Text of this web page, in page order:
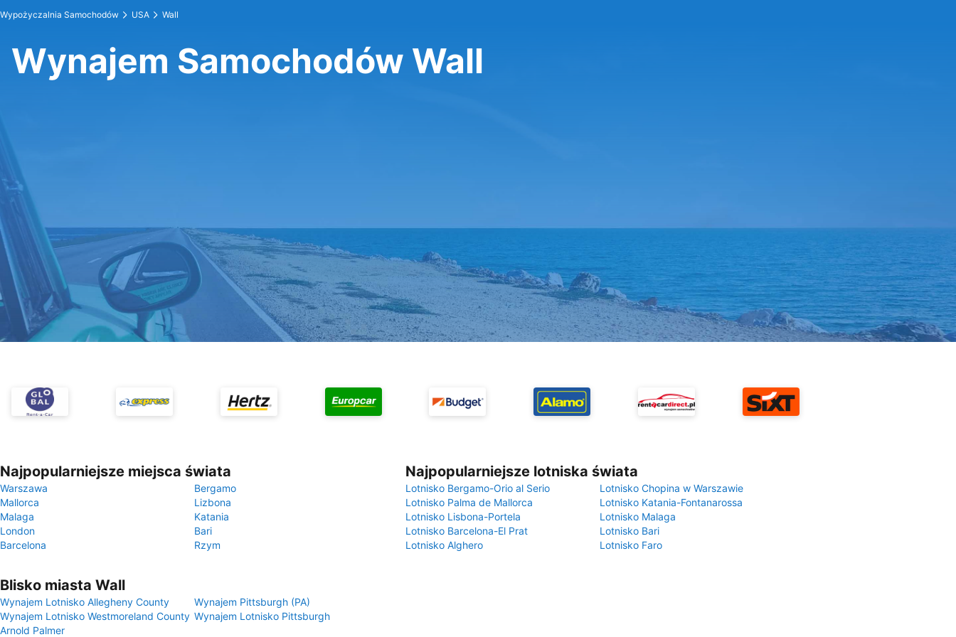
Wypożyczalnia Samochodów USA Wall
Wynajem Samochodów Wall
Najpopularniejsze miejsca świata
Warszawa
Bergamo
Mallorca
Lizbona
Malaga
Katania
London
Bari
Barcelona
Rzym
Najpopularniejsze lotniska świata
Lotnisko Bergamo-Orio al Serio
Lotnisko Chopina w Warszawie
Lotnisko Palma de Mallorca
Lotnisko Katania-Fontanarossa
Lotnisko Lisbona-Portela
Lotnisko Malaga
Lotnisko Barcelona-El Prat
Lotnisko Bari
Lotnisko Alghero
Lotnisko Faro
Blisko miasta Wall
Wynajem Lotnisko Allegheny County
Wynajem Pittsburgh (PA)
Wynajem Lotnisko Westmoreland County
Arnold Palmer
Wynajem Lotnisko Pittsburgh